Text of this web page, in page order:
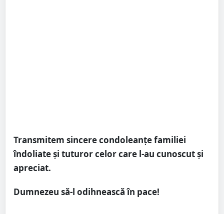
Transmitem sincere condoleanțe familiei
îndoliate și tuturor celor care l-au cunoscut și
apreciat.
Dumnezeu să-l odihnească în pace!